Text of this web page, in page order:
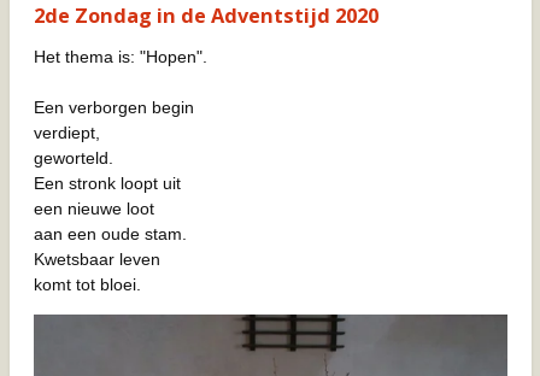
2de Zondag in de Adventstijd 2020
Het thema is: "Hopen".
Een verborgen begin
verdiept,
geworteld.
Een stronk loopt uit
een nieuwe loot
aan een oude stam.
Kwetsbaar leven
komt tot bloei.